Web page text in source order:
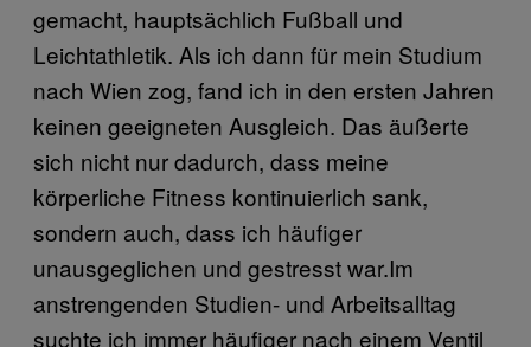
gemacht, hauptsächlich Fußball und
Leichtathletik. Als ich dann für mein Studium
nach Wien zog, fand ich in den ersten Jahren
keinen geeigneten Ausgleich. Das äußerte
sich nicht nur dadurch, dass meine
körperliche Fitness kontinuierlich sank,
sondern auch, dass ich häufiger
unausgeglichen und gestresst war.Im
anstrengenden Studien- und Arbeitsalltag
suchte ich immer häufiger nach einem Ventil